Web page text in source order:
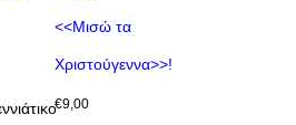
<<Μισώ τα
Χριστούγεννα>>!
€9,00